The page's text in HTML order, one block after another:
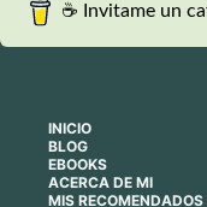
☕ Invitame un
INICIO
BLOG
EBOOKS
ACERCA DE MI
MIS